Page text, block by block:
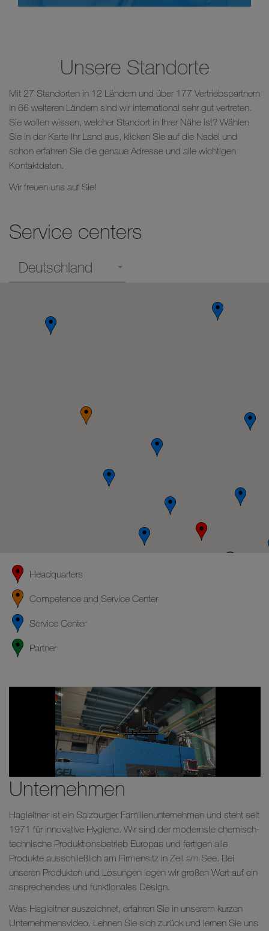
Unsere Standorte
Mit 27 Standorten in 12 Ländern und über 177 Vertriebspartnern
in 66 weiteren Ländern sind wir international sehr gut vertreten.
Sie wollen wissen, welcher Standort in Ihrer Nähe ist? Wählen
Sie in der Karte Ihr Land aus, klicken Sie auf die Nadel und
schon erfahren Sie die genaue Adresse und alle wichtigen
Kontaktdaten.
Wir freuen uns auf Sie!
Service centers
Headquarters
Competence and Service Center
Service Center
Partner
Unternehmen
Hagleitner ist ein Salzburger Familienunternehmen und steht seit
1971 für innovative Hygiene. Wir sind der modernste chemisch-
technische Produktionsbetrieb Europas und fertigen alle
Produkte ausschließlich am Firmensitz in Zell am See. Bei
unseren Produkten und Lösungen legen wir großen Wert auf ein
ansprechendes und funktionales Design.
Was Hagleitner auszeichnet, erfahren Sie in unserem kurzen
Unternehmensvideo. Lehnen Sie sich zurück und lernen Sie uns